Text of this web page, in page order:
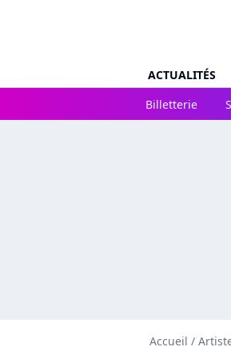
ACTUALITÉS
Billetterie
Accueil /